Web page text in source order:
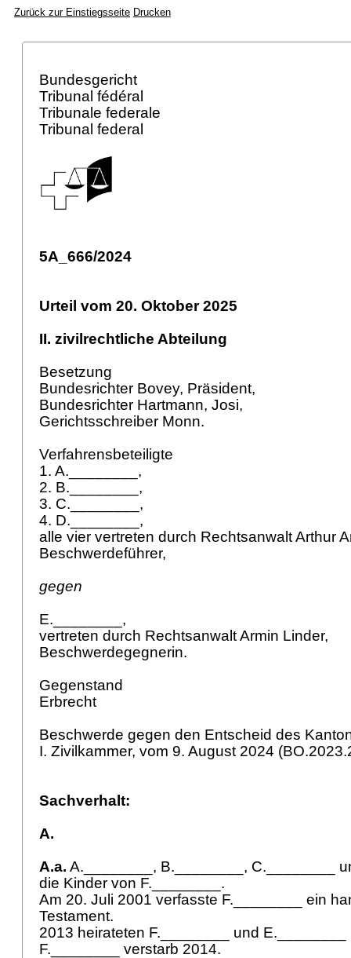
Zurück zur Einstiegsseite Drucken
Bundesgericht
Tribunal fédéral
Tribunale federale
Tribunal federal
5A_666/2024
Urteil vom 20. Oktober 2025
II. zivilrechtliche Abteilung
Besetzung
Bundesrichter Bovey, Präsident,
Bundesrichter Hartmann, Josi,
Gerichtsschreiber Monn.
Verfahrensbeteiligte
1. A.________,
2. B.________,
3. C.________,
4. D.________,
alle vier vertreten durch Rechtsanwalt Arthur
Beschwerdeführer,
gegen
E.________,
vertreten durch Rechtsanwalt Armin Linder,
Beschwerdegegnerin.
Gegenstand
Erbrecht
Beschwerde gegen den Entscheid des
I. Zivilkammer, vom 9. August 2024
Sachverhalt:
A.
A.a. A.________, B.________, C.________
die Kinder von F.________.
Am 20. Juli 2001 verfasste F.________ ein
Testament.
2013 heirateten F.________ und
F.________ verstarb 2014.